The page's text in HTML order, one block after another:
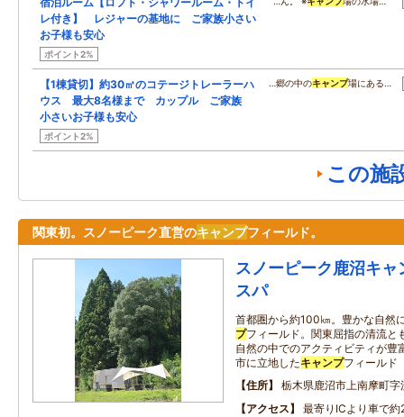
レ付き】 レジャーの基地に ご家族小さい
お子様も安心
ポイント2%
【1棟貸切】約30㎡のコテージトレーラーハ
ウス 最大8名様まで カップル ご家族
小さいお子様も安心
ポイント2%
…郷の中のキャンプ場にある…
この施
関東初。スノーピーク直営のキャンプフィールド。
スノーピーク鹿沼キ
スパ
首都圏から約100㎞。豊かな自然
プフィールド。関東屈指の清流と
自然の中でのアクティビティが豊
市に立地したキャンプフィールド
住所
栃木県鹿沼市上南摩町字
アクセス
最寄りICより車で